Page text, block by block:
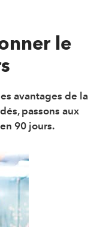
le
avantages de la
passons aux
90 jours.